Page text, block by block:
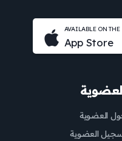
AVAILABLE ON THE
App Store
العضوية
العضوية